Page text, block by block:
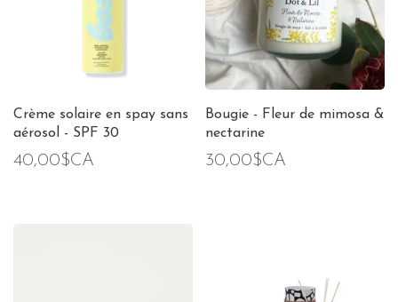
Crème solaire en spay sans
aérosol - SPF 30
40,00$CA
Bougie - Fleur de mimosa &
nectarine
30,00$CA